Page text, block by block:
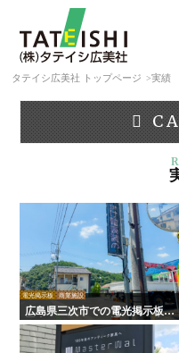
タテイシ広美社 トップページ 実績
電光掲示板 商業施設
広島県三次市での電光掲示板設
置事例｜カーター通りの歴史を
伝える「日本工芸」様導入実績